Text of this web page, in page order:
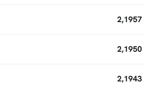
2,1957
2,1950
2,1943